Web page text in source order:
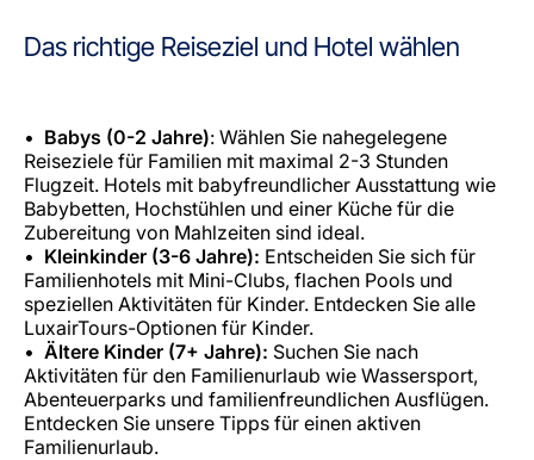
Das richtige Reiseziel und Hotel wählen
Babys (0-2 Jahre): Wählen Sie nahegelegene
Reiseziele für Familien mit maximal 2-3 Stunden
Flugzeit. Hotels mit babyfreundlicher Ausstattung wie
Babybetten, Hochstühlen und einer Küche für die
Zubereitung von Mahlzeiten sind ideal.
Kleinkinder (3-6 Jahre): Entscheiden Sie sich für
Familienhotels mit Mini-Clubs, flachen Pools und
speziellen Aktivitäten für Kinder. Entdecken Sie alle
LuxairTours-Optionen für Kinder.
Ältere Kinder (7+ Jahre): Suchen Sie nach
Aktivitäten für den Familienurlaub wie Wassersport,
Abenteuerparks und familienfreundlichen Ausflügen.
Entdecken Sie unsere Tipps für einen aktiven
Familienurlaub.